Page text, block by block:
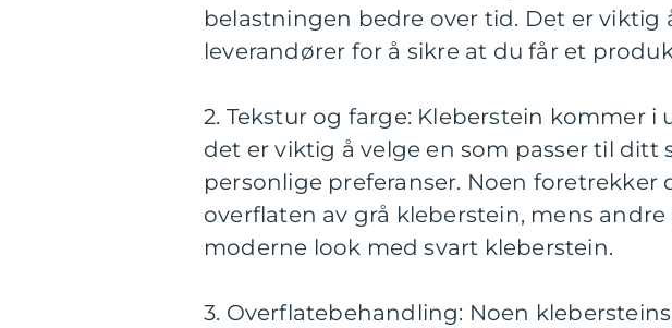
belastningen bedre over tid. Det er viktig
leverandører for å sikre at du får et
2. Tekstur og farge: Kleberstein kommer i
det er viktig å velge en som passer til ditt
personlige preferanser. Noen foretrekker
overflaten av grå kleberstein, mens
moderne look med svart kleberstein.
3. Overflatebehandling: Noen